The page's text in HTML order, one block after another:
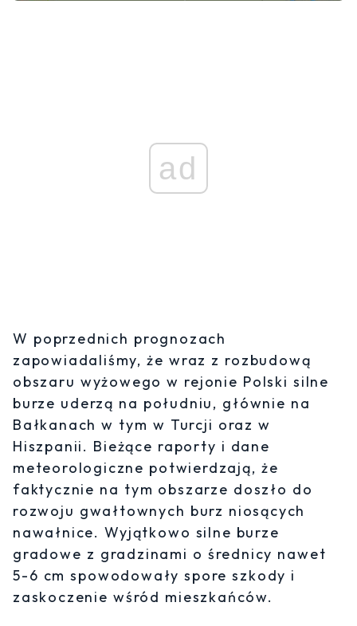
ad
W poprzednich prognozach
zapowiadaliśmy, że wraz z rozbudową
obszaru wyżowego w rejonie Polski silne
burze uderzą na południu, głównie na
Bałkanach w tym w Turcji oraz w
Hiszpanii. Bieżące raporty i dane
meteorologiczne potwierdzają, że
faktycznie na tym obszarze doszło do
rozwoju gwałtownych burz niosących
nawałnice. Wyjątkowo silne burze
gradowe z gradzinami o średnicy nawet
5-6 cm spowodowały spore szkody i
zaskoczenie wśród mieszkańców.